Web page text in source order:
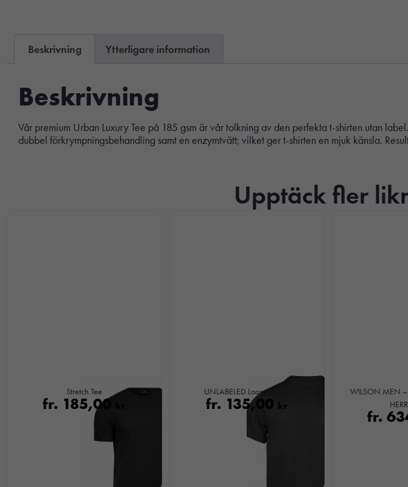
Beskrivning Ytterligare information
Beskrivning
Vår premium Urban Luxury Tee på 185 gsm är vår tolkning av den perfekta t-shirten utan
dubbel förkrympningsbehandling samt en enzymtvätt; vilket ger t-shirten en mjuk känsla.
Upptäck fler
Stretch Tee
fr. 185,00
UNLABELED Loose Fit Tee
fr. 135,00 kr
WILSON MEN
fr.